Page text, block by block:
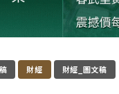
財經 財經_圖文稿